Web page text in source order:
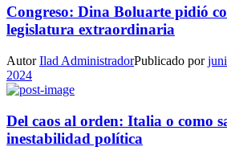
Congreso: Dina Boluarte pidió
legislatura extraordinaria
AutorIlad AdministradorPublicado por
2024
Del caos al orden: Italia o como
inestabilidad política